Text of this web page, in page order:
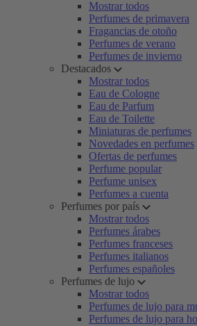
Mostrar todos
Perfumes de primavera
Fragancias de otoño
Perfumes de verano
Perfumes de invierno
Destacados
Mostrar todos
Eau de Cologne
Eau de Parfum
Eau de Toilette
Miniaturas de perfumes
Novedades en perfumes
Ofertas de perfumes
Perfume popular
Perfume unisex
Perfumes a cuenta
Perfumes por país
Mostrar todos
Perfumes árabes
Perfumes franceses
Perfumes italianos
Perfumes españoles
Perfumes de lujo
Mostrar todos
Perfumes de lujo para
Perfumes de lujo para